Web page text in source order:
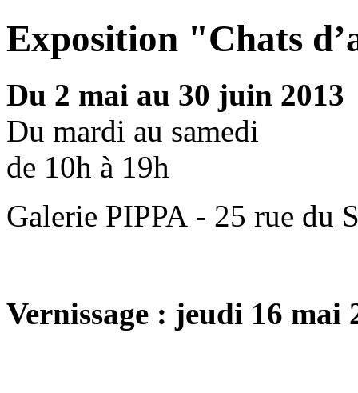
Exposition "Chats
Du 2 mai au 30 juin 2013
Du mardi au samedi
de 10h à 19h
Galerie PIPPA - 25 rue du
Vernissage : jeudi 16 mai